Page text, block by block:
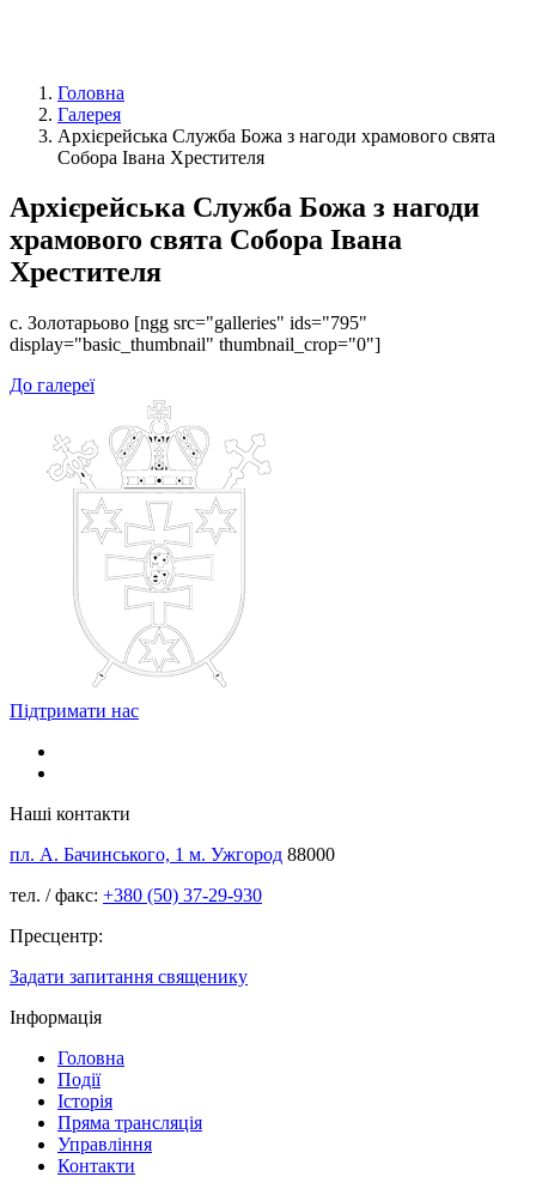
Головна
Галерея
Архієрейська Служба Божа з нагоди храмового свята
Собора Івана Хрестителя
Архієрейська Служба Божа з нагоди
храмового свята Собора Івана
Хрестителя
с. Золотарьово [ngg src="galleries" ids="795"
display="basic_thumbnail" thumbnail_crop="0"]
До галереї
Підтримати нас
Наші контакти
пл. А. Бачинського, 1 м. Ужгород 88000
тел. / факс: +380 (50) 37-29-930
Пресцентр:
Задати запитання священику
Інформація
Головна
Події
Історія
Пряма трансляція
Управління
Контакти